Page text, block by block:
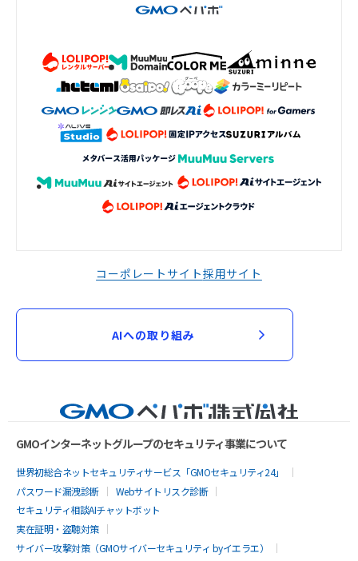
コーポレートサイト採用サイト
AIへの取り組み
GMOインターネットグループのセキュリティ事業について
世界初総合ネットセキュリティサービス「GMOセキュリティ24」
パスワード漏洩診断
Webサイトリスク診断
セキュリティ相談AIチャットボット
実在証明・盗聴対策
サイバー攻撃対策（GMOサイバーセキュリティ byイエラエ）